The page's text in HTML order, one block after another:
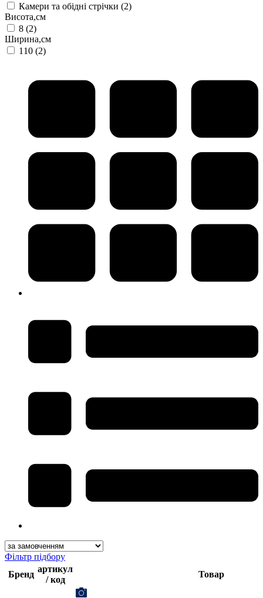
Камери та обідні стрічки (2)
Висота,см
8 (2)
Ширина,см
110 (2)
Фільтр підбору
Бренд
артикул
/ код
Товар